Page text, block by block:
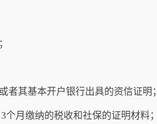
者其基本开户银行出具的资信证明；
月缴纳的税收和社保的证明材料